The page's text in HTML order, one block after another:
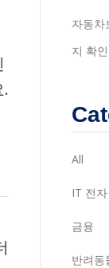
자동차
지 확
All
IT 전자
금융
반려동